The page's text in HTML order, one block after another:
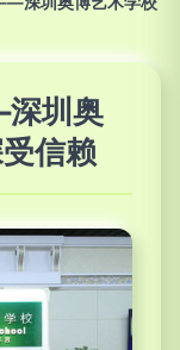
圳奥
信赖